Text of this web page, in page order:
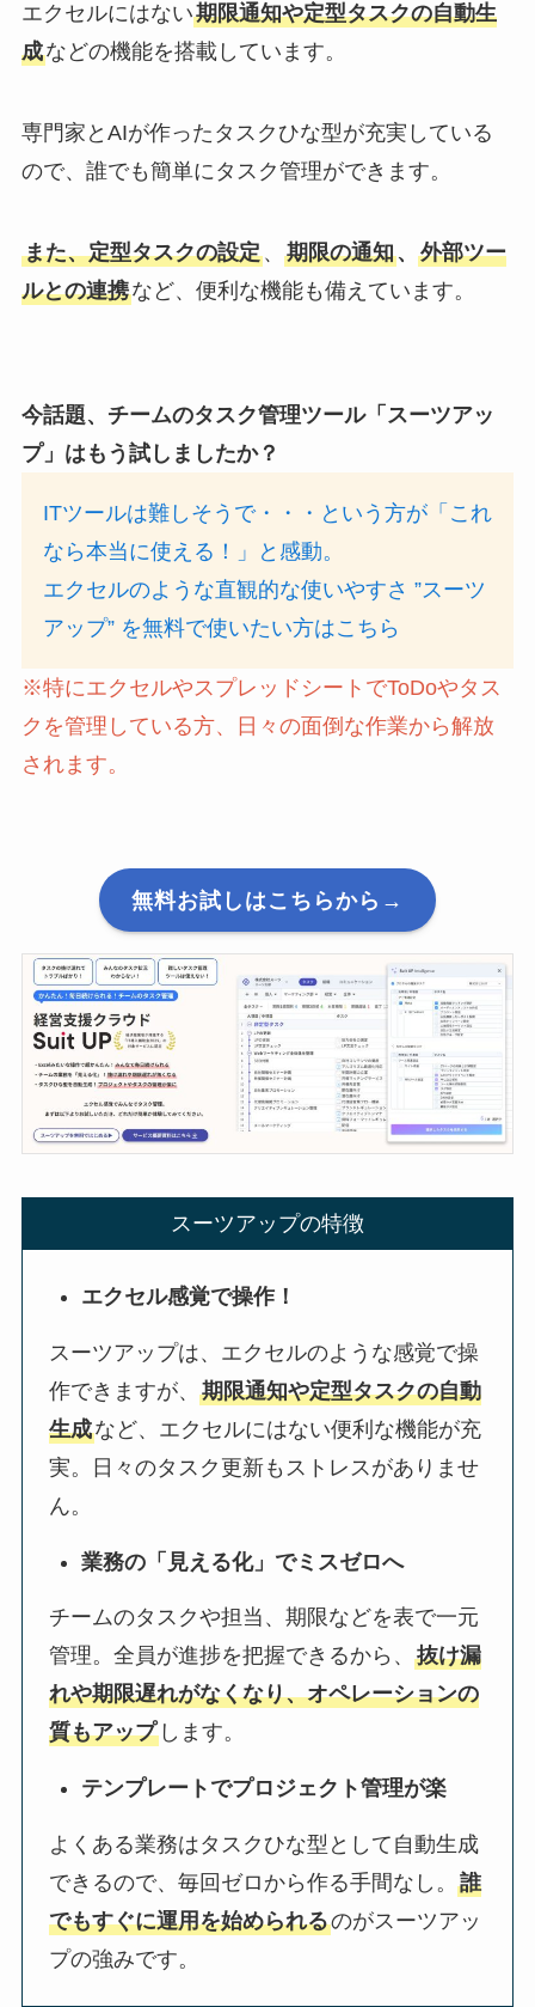
エクセルにはない期限通知や定型タスクの自動生
成などの機能を搭載しています。
専門家とAIが作ったタスクひな型が充実している
ので、誰でも簡単にタスク管理ができます。
また、定型タスクの設定、 期限の通知、 外部ツー
ルとの連携など、便利な機能も備えています。
今話題、チームのタスク管理ツール「スーツアッ
プ」はもう試しましたか？
ITツールは難しそうで・・・という方が「これ
なら本当に使える！」と感動。
エクセルのような直観的な使いやすさ ”スーツ
アップ” を無料で使いたい方はこちら
※特にエクセルやスプレッドシートでToDoやタス
クを管理している方、日々の面倒な作業から解放
されます。
無料お試しはこちらから→
スーツアップの特徴
エクセル感覚で操作！
スーツアップは、エクセルのような感覚で操
作できますが、期限通知や定型タスクの自動
生成など、エクセルにはない便利な機能が充
実。日々のタスク更新もストレスがありませ
ん。
業務の「見える化」でミスゼロへ
チームのタスクや担当、期限などを表で一元
管理。全員が進捗を把握できるから、抜け漏
れや期限遅れがなくなり、オペレーションの
質もアップ します。
テンプレートでプロジェクト管理が楽
よくある業務はタスクひな型として自動生成
できるので、毎回ゼロから作る手間なし。誰
でもすぐに運用を始められるのがスーツアッ
プの強みです。